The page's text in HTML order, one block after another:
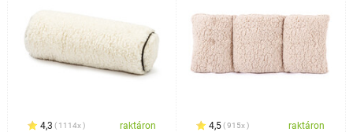
4,3 1114x raktáron 4,5 915x raktáron